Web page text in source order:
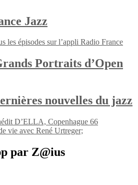
Jazz
les épisodes sur l’appli Radio France
Portraits d’Open
nouvelles du jazz
D’ELLA, Copenhague 66
vie avec René Urtreger;
par Z@ius